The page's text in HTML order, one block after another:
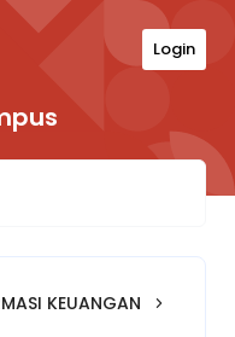
Login
KEUANGAN